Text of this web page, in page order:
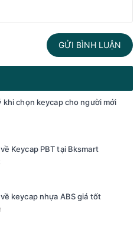
GỬI BÌNH LUẬN
khi chọn keycap cho người mới
Keycap PBT tại Bksmart
keycap nhựa ABS giá tốt